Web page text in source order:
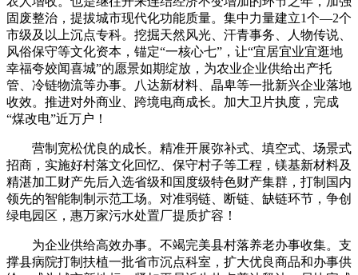
固废整治，提拔城市现代化功能质量。集中力量建立1个—2个
市级及以上沉点专科。挖掘天然风光、汗青事务、人物传说、
风俗保守等文化资本，锚定“一核心七”，让“宜居宜业宜逛地
幸福夸姣闻喜城”的愿景如期绽放，为农业企业供给出产托
管、冷链物流等办事。八达新材料、晶卑等一批新兴企业落地
收效。推进对外商业、跨境电商成长。加大卫片执度，完成
“煤改电”近万户！
营制宽松优良的成长。精准开展弥补式、填空式、场景式
招商，实施好村落文化回忆、保守村子等工程，镁基新材料及
精湛加工财产先后入选省级和国度级特色财产集群，打制国内
领先的智能制制示范工场。对准弱链、断链、缺链环节，争创
绿电园区，惠万家污水处置厂提质扩容！
为企业供给高效办事。不竭完美县村落养老办事收集。支
撑县病院打制扶植一批省市沉点科室，扩大优良商品和办事供